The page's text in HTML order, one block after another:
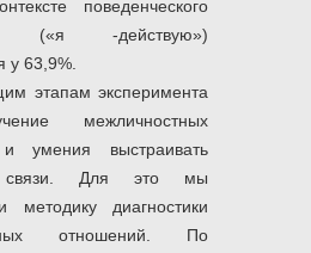
поведенческого
(«я -действую»)
у 63,9%.
этапам эксперимента
межличностных
умения выстраивать
связи. Для это мы
методику диагностики
отношений. По